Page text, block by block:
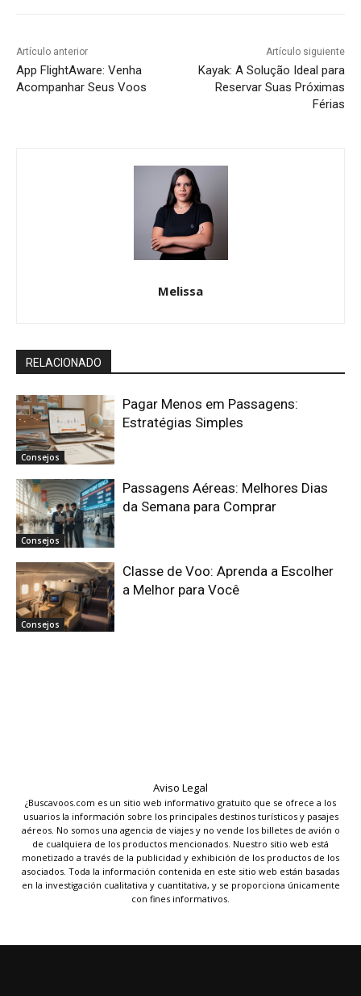
Artículo anterior
App FlightAware: Venha
Acompanhar Seus Voos
Artículo siguiente
Kayak: A Solução Ideal para
Reservar Suas Próximas
Férias
Melissa
RELACIONADO
Consejos
Pagar Menos em Passagens:
Estratégias Simples
Consejos
Passagens Aéreas: Melhores Dias
da Semana para Comprar
Consejos
Classe de Voo: Aprenda a Escolher
a Melhor para Você
Aviso Legal
¿Buscavoos.com es un sitio web informativo gratuito que se ofrece a los
usuarios la información sobre los principales destinos turísticos y pasajes
aéreos. No somos una agencia de viajes y no vende los billetes de avión o
de cualquiera de los productos mencionados. Nuestro sitio web está
monetizado a través de la publicidad y exhibición de los productos de los
asociados. Toda la información contenida en este sitio web están basadas
en la investigación cualitativa y cuantitativa, y se proporciona únicamente
con fines informativos.